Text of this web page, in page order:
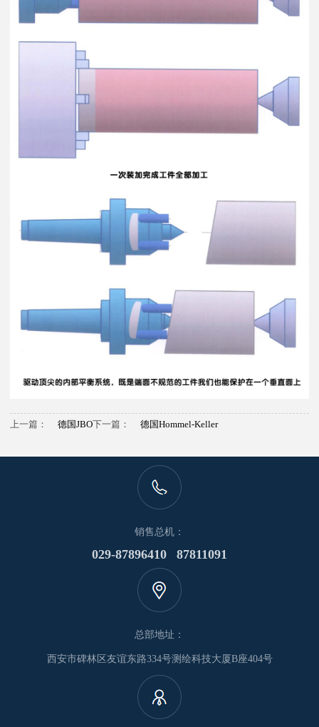
上一篇： 德国JBO下一篇： 德国Hommel-Keller
销售总机：
029-87896410 87811091
总部地址：
西安市碑林区友谊东路334号测绘科技大厦B座404号